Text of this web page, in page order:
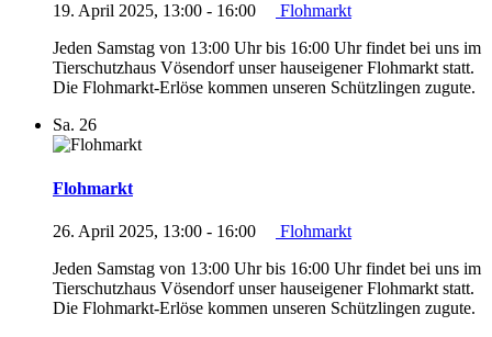
19. April 2025, 13:00 - 16:00
Flohmarkt
Jeden Samstag von 13:00 Uhr bis 16:00 Uhr findet bei uns im
Tierschutzhaus Vösendorf unser hauseigener Flohmarkt statt.
Die Flohmarkt-Erlöse kommen unseren Schützlingen zugute.
Sa. 26
Flohmarkt
26. April 2025, 13:00 - 16:00
Flohmarkt
Jeden Samstag von 13:00 Uhr bis 16:00 Uhr findet bei uns im
Tierschutzhaus Vösendorf unser hauseigener Flohmarkt statt.
Die Flohmarkt-Erlöse kommen unseren Schützlingen zugute.